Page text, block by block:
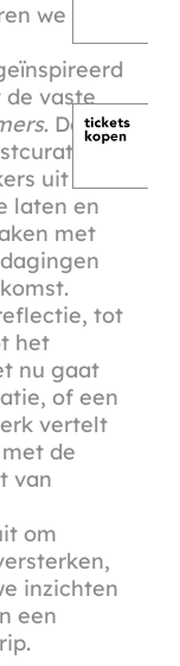
we een
de vaste
. Deze
uit om
laten en
met
tot
het
nu gaat
of een
vertelt
de
van
om
inzichten
een